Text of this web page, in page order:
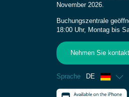
November 2026.
Buchungszentrale
18:00 Uhr, Montag bis
Nehmen Sie
Sprache DE
Französisch